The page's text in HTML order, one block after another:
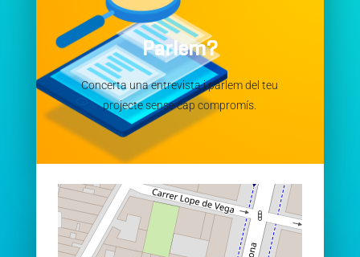
Parlem?
Concerta una entrevista i parlem del teu
projecte sense cap compromís.